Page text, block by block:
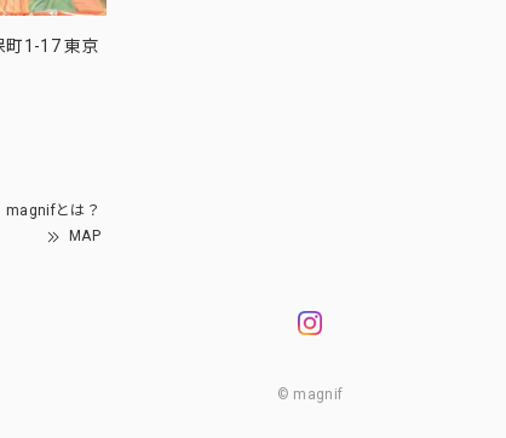
町1-17 東京
magnifとは？
MAP
© magnif